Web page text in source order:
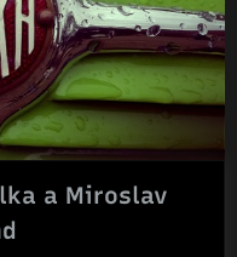
a Miroslav